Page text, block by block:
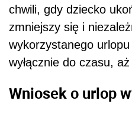
chwili, gdy dziecko
zmniejszy się i
wykorzystanego
wyłącznie do czasu,
Wniosek o urlop